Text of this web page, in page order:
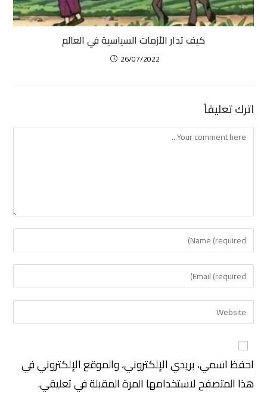
كيف تدار الأزمات السياسية في العالم
26/07/2022
اترك تعليقاً
احفظ اسمي، بريدي الإلكتروني، والموقع الإلكتروني في
هذا المتصفح لاستخدامها المرة المقبلة في تعليقي.